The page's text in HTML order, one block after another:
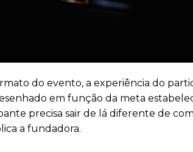
do evento, a experiência do
em função da meta
precisa sair de lá diferente de
a fundadora.